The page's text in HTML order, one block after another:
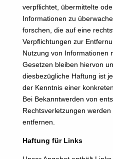
verpflichtet, übermittelte
Informationen zu
forschen, die auf eine
Verpflichtungen zur
Nutzung von Informationen
Gesetzen bleiben hiervon
diesbezügliche Haftung ist
der Kenntnis einer
Bei Bekanntwerden von
Rechtsverletzungen
entfernen.
Haftung für Links